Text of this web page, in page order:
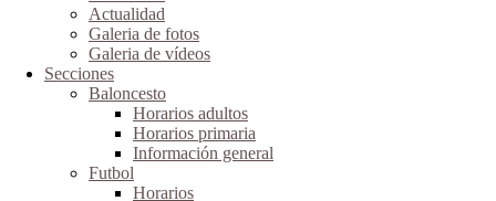
Actualidad
Galeria de fotos
Galeria de vídeos
Secciones
Baloncesto
Horarios adultos
Horarios primaria
Información general
Futbol
Horarios